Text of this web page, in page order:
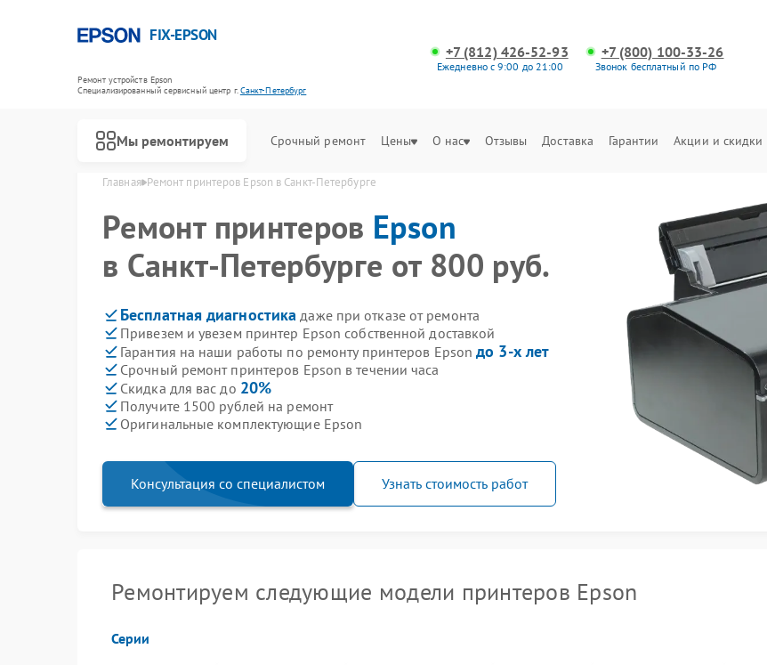
FIX-EPSON
Ремонт устройств Epson
Специализированный cервисный центр г.Санкт-Петербург
+7 (812) 426-52-93
Ежедневно с 9:00 до 21:00
+7 (800) 100-33-26
Звонок бесплатный по РФ
Мы ремонтируем Срочный ремонт Цены О нас Отзывы Доставка Гарантии Акции и скидки
Главная Ремонт принтеров Epson в Санкт-Петербурге
Ремонт принтеров Epson
в Санкт-Петербурге от 800 руб.
Бесплатная диагностика даже при отказе от ремонта
Привезем и увезем принтер Epson собственной доставкой
Гарантия на наши работы по ремонту принтеров Epsonдо 3-х лет
Срочный ремонт принтеров Epson в течении часа
Скидка для вас до 20%
Получите 1500 рублей на ремонт
Оригинальные комплектующие Epson
Консультация со специалистом Узнать стоимость работ
Ремонтируем следующие модели принтеров Epson
Серии